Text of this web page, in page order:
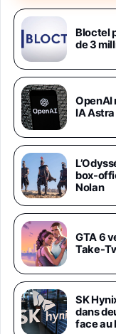
Samsung
Android
Chargeur
1019€
Galaxy
1019€
Galaxy
892€1199€
Philips
24,94€
Asus RT-
Bande
Vlan,
Parental,
39,72€
Bloctel
de 3
OpenAI
IA
box-
Nolan
GTA 6
Take-
SK
dans
face au